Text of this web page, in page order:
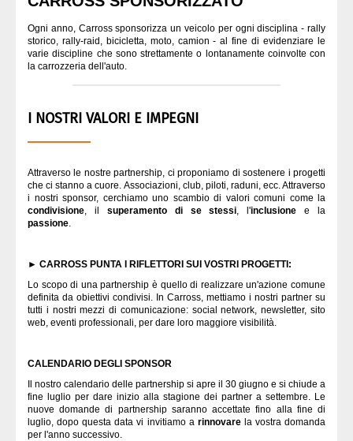
CHI SIAMO?
Il Giro storico della Corsica
La macchina del mistero
Elcancro Motors
Campionato francese di drift
Ogni anno, Carross sponsorizza un veicolo per ogni disciplina - rally
storico, rally-raid, bicicletta, moto, camion - al fine di evidenziare le
varie discipline che sono strettamente o lontanamente coinvolte con
la carrozzeria dell'auto.
I NOSTRI VALORI E IMPEGNI
Attraverso le nostre partnership, ci proponiamo di sostenere i progetti
che ci stanno a cuore. Associazioni, club, piloti, raduni, ecc. Attraverso
i nostri sponsor, cerchiamo uno scambio di valori comuni come la
condivisione, il superamento di se stessi, l'inclusione e la
passione.
► CARROSS PUNTA I RIFLETTORI SUI VOSTRI PROGETTI:
Lo scopo di una partnership è quello di realizzare un'azione comune
definita da obiettivi condivisi. In Carross, mettiamo i nostri partner su
tutti i nostri mezzi di comunicazione: social network, newsletter, sito
web, eventi professionali, per dare loro maggiore visibilità.
CALENDARIO DEGLI SPONSOR
Il nostro calendario delle partnership si apre il 30 giugno e si chiude a
fine luglio per dare inizio alla stagione dei partner a settembre. Le
nuove domande di partnership saranno accettate fino alla fine di
luglio, dopo questa data vi invitiamo a rinnovarela vostra domanda
per l'anno successivo.